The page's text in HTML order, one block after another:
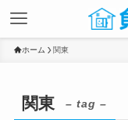
ホーム 関東
関東 – tag –